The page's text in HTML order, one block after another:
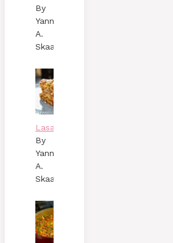
By
Yann
A.
Skaalen
Lasagne
By
Yann
A.
Skaalen